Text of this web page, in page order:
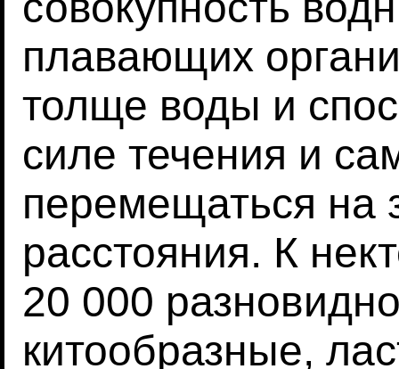
плавающих
толще воды и
силе течения и
перемещаться на
расстояния. К
20 000
китообразные,